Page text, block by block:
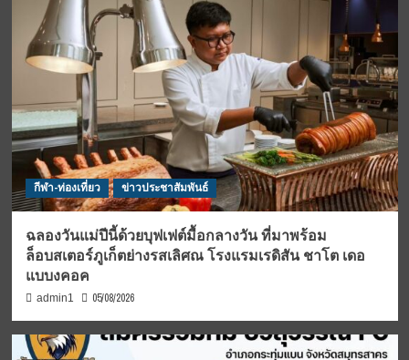
กีฬา-ท่องเที่ยว ข่าวประชาสัมพันธ์
ฉลองวันแม่ปีนี้ด้วยบุฟเฟต์มื้อกลางวัน ที่มาพร้อม
ล็อบสเตอร์ภูเก็ตย่างรสเลิศณ โรงแรมเรดิสัน ชาโต เดอ
แบบงคอค
admin1 05/08/2026